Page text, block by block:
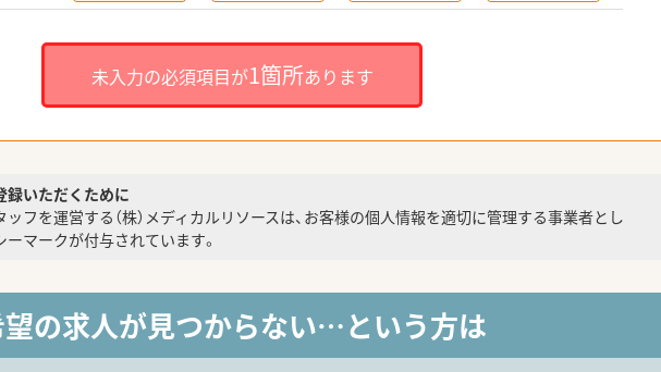
未入力の必須項目が1箇所あります
録いただくために
ッフを運営する（株）メディカルリソースは、お客様の個人情報を適切に管理する事業者とし
マークが付与されています。
の求人が見つからない…という方は